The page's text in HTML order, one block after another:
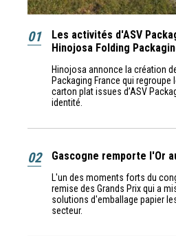
01
Les activités d'ASV
Hinojosa Folding
Hinojosa annonce la création
Packaging France qui
carton plat issues d’ASV
identité.
02 Gascogne remporte l'Or
L'un des moments forts du
remise des Grands Prix qui a
solutions d'emballage papier
secteur.